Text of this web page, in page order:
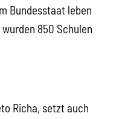
Bundesstaat leben
850 Schulen
Richa, setzt auch